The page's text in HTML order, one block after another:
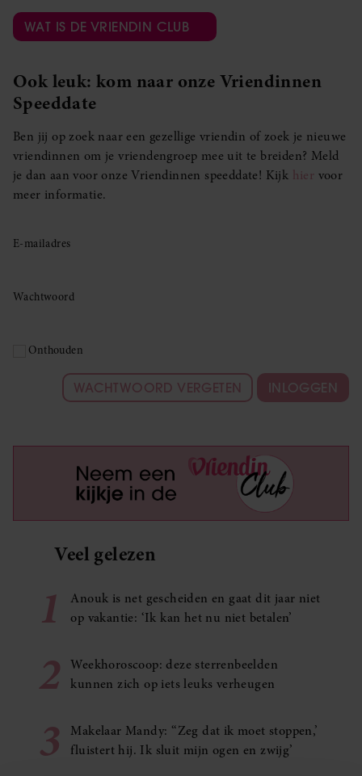
WAT IS DE VRIENDIN CLUB
Ook leuk: kom naar onze Vriendinnen
Speeddate
Ben jij op zoek naar een gezellige vriendin of zoek je nieuwe
vriendinnen om je vriendengroep mee uit te breiden? Meld
je dan aan voor onze Vriendinnen speeddate! Kijk hier voor
meer informatie.
E-mailadres
Wachtwoord
Onthouden
WACHTWOORD VERGETEN INLOGGEN
Veel gelezen
1
Anouk is net gescheiden en gaat dit jaar niet
op vakantie: ‘Ik kan het nu niet betalen’
2
Weekhoroscoop: deze sterrenbeelden
kunnen zich op iets leuks verheugen
3
Makelaar Mandy: ‘‘Zeg dat ik moet stoppen,’
fluistert hij. Ik sluit mijn ogen en zwijg’